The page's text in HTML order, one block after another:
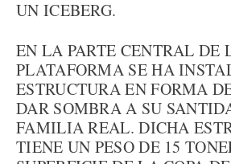
UN ICEBERG.
EN LA PARTE CENTRAL DE
PLATAFORMA SE HA
ESTRUCTURA EN FORMA
DAR SOMBRA A SU
FAMILIA REAL. DICHA
TIENE UN PESO DE 15